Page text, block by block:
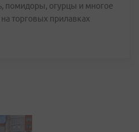
помидоры, огурцы и многое
торговых прилавках